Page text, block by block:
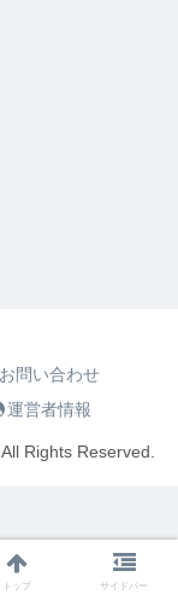
お問い合わせ
運営者情報
Rights Reserved.
トップ サイドバー